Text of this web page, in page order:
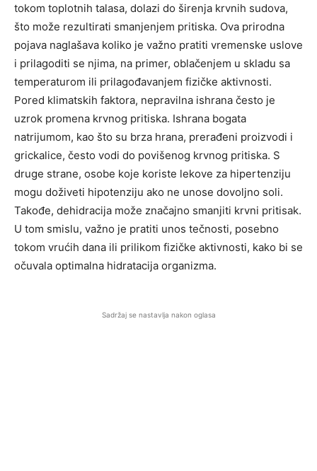
tokom toplotnih talasa, dolazi do širenja krvnih sudova,
što može rezultirati smanjenjem pritiska. Ova prirodna
pojava naglašava koliko je važno pratiti vremenske uslove
i prilagoditi se njima, na primer, oblačenjem u skladu sa
temperaturom ili prilagođavanjem fizičke aktivnosti.
Pored klimatskih faktora, nepravilna ishrana često je
uzrok promena krvnog pritiska. Ishrana bogata
natrijumom, kao što su brza hrana, prerađeni proizvodi i
grickalice, često vodi do povišenog krvnog pritiska. S
druge strane, osobe koje koriste lekove za hipertenziju
mogu doživeti hipotenziju ako ne unose dovoljno soli.
Takođe, dehidracija može značajno smanjiti krvni pritisak.
U tom smislu, važno je pratiti unos tečnosti, posebno
tokom vrućih dana ili prilikom fizičke aktivnosti, kako bi se
očuvala optimalna hidratacija organizma.
Sadržaj se nastavlja nakon oglasa